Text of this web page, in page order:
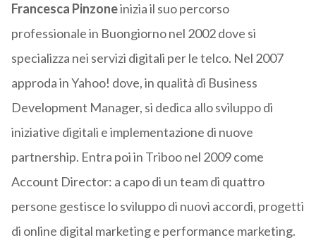
Francesca Pinzoneinizia il suo percorso
professionale in Buongiorno nel 2002 dove si
specializza nei servizi digitali per le telco. Nel 2007
approda in Yahoo! dove, in qualità di Business
Development Manager, si dedica allo sviluppo di
iniziative digitali e implementazione di nuove
partnership. Entra poi in Triboo nel 2009 come
Account Director: a capo di un team di quattro
persone gestisce lo sviluppo di nuovi accordi, progetti
di online digital marketing e performance marketing.